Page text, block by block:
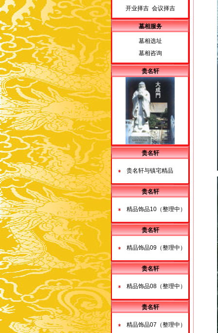
开业择吉 会议择吉
墓相服务
墓相选址
墓相咨询
贵名轩
贵名轩
贵名轩与镇宅精品
贵名轩
精品饰品10（整理中）
贵名轩
精品饰品09（整理中）
贵名轩
精品饰品08（整理中）
贵名轩
精品饰品07（整理中）